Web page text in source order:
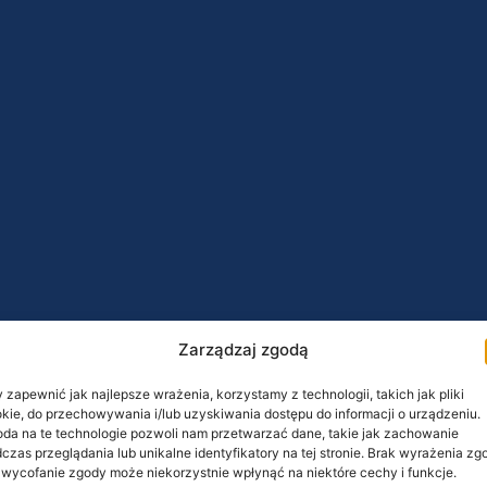
Zarządzaj zgodą
zapewnić jak najlepsze wrażenia, korzystamy z technologii, takich jak pliki
do przechowywania i/lub uzyskiwania dostępu do informacji o urządzeniu.
na te technologie pozwoli nam przetwarzać dane, takie jak zachowanie
przeglądania lub unikalne identyfikatory na tej stronie. Brak wyrażenia
wycofanie zgody może niekorzystnie wpłynąć na niektóre cechy i funkcje.